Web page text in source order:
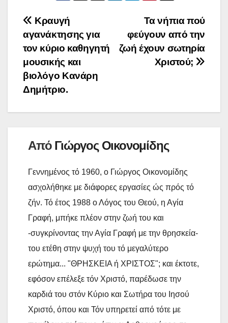
o
k
l
t
k
τ
Πλοήγηση
άρθρων
Τα νήπια πού
φεύγουν από την
ζωή έχουν σωτηρία
Χριστού;
Κραυγή
αγανάκτησης για
τον κύριο καθηγητή
μουσικής και
βιολόγο Κανάρη
Δημήτριο.
Από Γιώργος Οικονομίδης
Γεννημένος τό 1960, ο Γιώργος Οικονομίδης
ασχολήθηκε με διάφορες εργασίες ώς πρός τό
ζήν. Τό έτος 1988 ο Λόγος του Θεού, η Αγία
Γραφή, μπήκε πλέον στην ζωή του και
-συγκρίνοντας την Αγία Γραφή με την θρησκεία-
του ετέθη στην ψυχή του τό μεγαλύτερο
ερώτημα... "ΘΡΗΣΚΕΙΑ ή ΧΡΙΣΤΟΣ"; και έκτοτε,
εφόσον επέλεξε τόν Χριστό, παρέδωσε την
καρδιά του στόν Κύριο και Σωτήρα του Ιησού
Χριστό, όπου και Τόν υπηρετεί από τότε με